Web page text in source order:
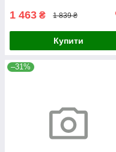
1 463 ₴ 1 839 ₴
Купити
–31%